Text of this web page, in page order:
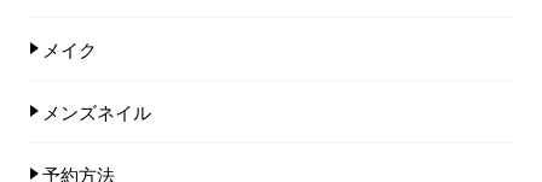
メイク
メンズネイル
予約方法